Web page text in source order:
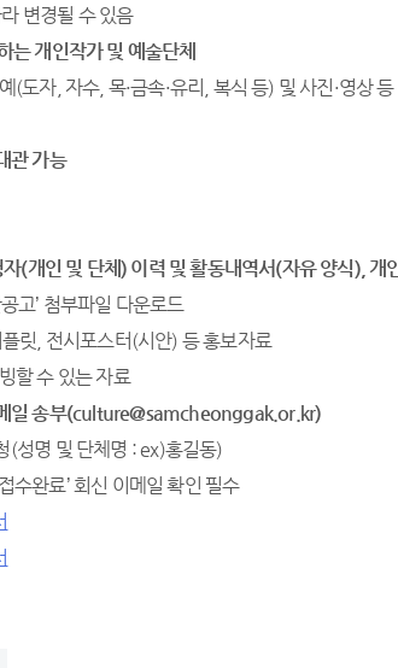
변경될 수 있음
는 개인작가 및 예술단체
(도자, 자수, 목·금속·유리, 복식 등) 및 사진·영상 등
관 가능
자(개인 및 단체 ) 이력 및 활동내역서(자유 양식), 개
고’ 첨부파일 다운로드
릿, 전시포스터(시안) 등 홍보자료
할 수 있는 자료
일 송부(culture@samcheonggak.or.kr)
(성명 및 단체명 : ex)홍길동)
수완료’ 회신 이메일 확인 필수